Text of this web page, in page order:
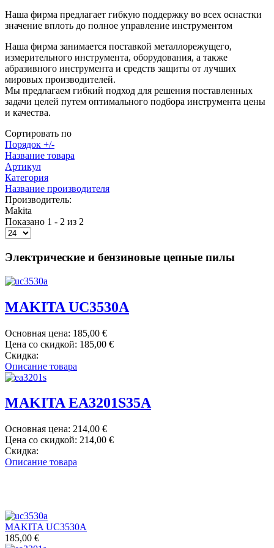
Наша фирма предлагает гибкую поддержку во всех оснастки
значение вплоть до полное управление инструментом
Наша фирма занимается поставкой металлорежущего,
измерительного инструмента, оборудования, а также
абразивного инструмента и средств защиты от лучших
мировых производителей.
Мы предлагаем гибкий подход для решения поставленных
задачи целей путем оптимального подбора инструмента цены
и качества.
Сортировать по
Порядок +/-
Название товара
Артикул
Категория
Название производителя
Производитель:
Makita
Показано 1 - 2 из 2
Электрические и бензиновые цепные пилы
MAKITA UC3530A
Основная цена: 185,00 €
Цена со скидкой: 185,00 €
Скидка:
Описание товара
MAKITA EA3201S35A
Основная цена: 214,00 €
Цена со скидкой: 214,00 €
Скидка:
Описание товара
MAKITA UC3530A
185,00 €